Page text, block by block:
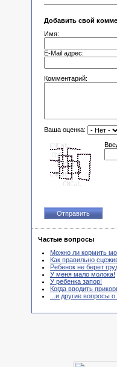
Добавить свой
Имя:
E-Mail адрес:
Комментарий:
Ваша оценка:
Частые вопросы
Можно ли кормить
Как правильно
Ребенок не берет
У меня мало молока!
У ребенка запор!
Когда вводить
...и другие вопросы